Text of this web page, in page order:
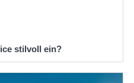
stilvoll ein?